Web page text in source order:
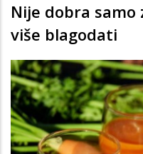
Nije dobra samo
više blagodati